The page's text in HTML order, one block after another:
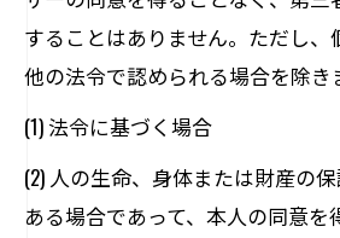
することはありません。ただし、
他の法令で認められる場合を除き
(1) 法令に基づく場合
(2) 人の生命、身体または財産の
ある場合であって、本人の同意を